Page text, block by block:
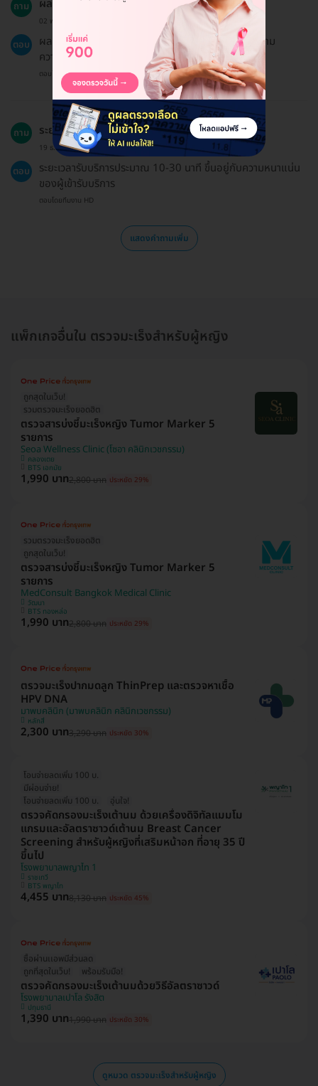
ถาม ผลตรวจสามารถรับได้ทางไหนบ้าง?
02 พ.ค. 2024
ตอบ
ผลตรวจสามารถรับได้ทาง LINE, อีเมล หรือไปรษณีย์ตาม
ความสะดวก
ตอบโดยทีมงาน HD
ถาม ระยะเวลาที่ใช้ในการตรวจประมาณเท่าไหร่?
19 ธ.ค. 2024
ตอบ
ระยะเวลารับบริการประมาณ 10-30 นาที ขึ้นอยู่กับความหนาแน่น
ของผู้เข้ารับบริการ
ตอบโดยทีมงาน HD
แสดงคำถามเพิ่ม
แพ็กเกจอื่นใน ตรวจมะเร็งสำหรับผู้หญิง
ถูกสุดในเว็บ!
รวมตรวจมะเร็งยอดฮิต
ตรวจสารบ่งชี้มะเร็งหญิง Tumor Marker 5
รายการ
Seoa Wellness Clinic (โซอา คลินิกเวชกรรม)
คลองเตย
BTS เอกมัย
1,990 บาท2,800 บาท ประหยัด 29%
รวมตรวจมะเร็งยอดฮิต
ถูกสุดในเว็บ!
ตรวจสารบ่งชี้มะเร็งหญิง Tumor Marker 5
รายการ
MedConsult Bangkok Medical Clinic
วัฒนา
BTS ทองหล่อ
1,990 บาท2,800 บาท ประหยัด 29%
ตรวจมะเร็งปากมดลูก ThinPrep และตรวจหาเชื้อ
HPV DNA
มาพบคลินิก (มาพบคลินิก คลินิกเวชกรรม)
หลักสี่
2,300 บาท3,290 บาท ประหยัด 30%
โอนจ่ายลดเพิ่ม 100 บ.
มีผ่อนจ่าย!
โอนจ่ายลดเพิ่ม 100 บ.
อุ่นใจ!
ตรวจคัดกรองมะเร็งเต้านม ด้วยเครื่องดิจิทัลแมมโม
แกรมและอัลตราซาวด์เต้านม Breast Cancer
Screening สำหรับผู้หญิงที่เสริมหน้าอก ที่อายุ 35 ปี
ขึ้นไป
โรงพยาบาลพญาไท 1
ราชเทวี
BTS พญาไท
4,455 บาท8,130 บาท ประหยัด 45%
ซื้อผ่านเเอพมีส่วนลด
ถูกที่สุดในเว็บ!
พร้อมรับมือ!
ตรวจคัดกรองมะเร็งเต้านมด้วยวิธีอัลตราซาวด์
โรงพยาบาลเปาโล รังสิต
ปทุมธานี
1,390 บาท1,990 บาท ประหยัด 30%
ดูหมวด ตรวจมะเร็งสำหรับผู้หญิง